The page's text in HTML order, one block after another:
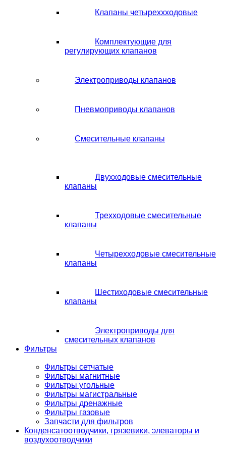
Клапаны четыреххходовые
Комплектующие для
регулирующих клапанов
Электроприводы клапанов
Пневмоприводы клапанов
Смесительные клапаны
Двухходовые смесительные
клапаны
Трехходовые смесительные
клапаны
Четырехходовые смесительные
клапаны
Шестиходовые смесительные
клапаны
Электроприводы для
смесительных клапанов
Фильтры
Фильтры сетчатые
Фильтры магнитные
Фильтры угольные
Фильтры магистральные
Фильтры дренажные
Фильтры газовые
Запчасти для фильтров
Конденсатоотводчики, грязевики, элеваторы и
воздухоотводчики